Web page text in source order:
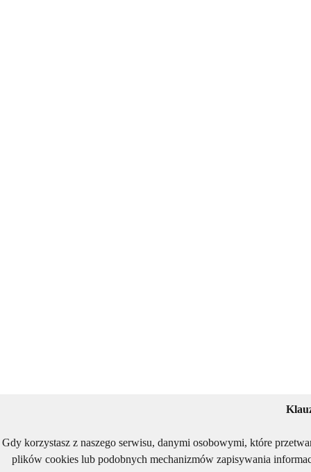
Gdy korzystasz z naszego serwisu, danymi osobowymi, które
plików cookies lub podobnych mechanizmów zapisywania